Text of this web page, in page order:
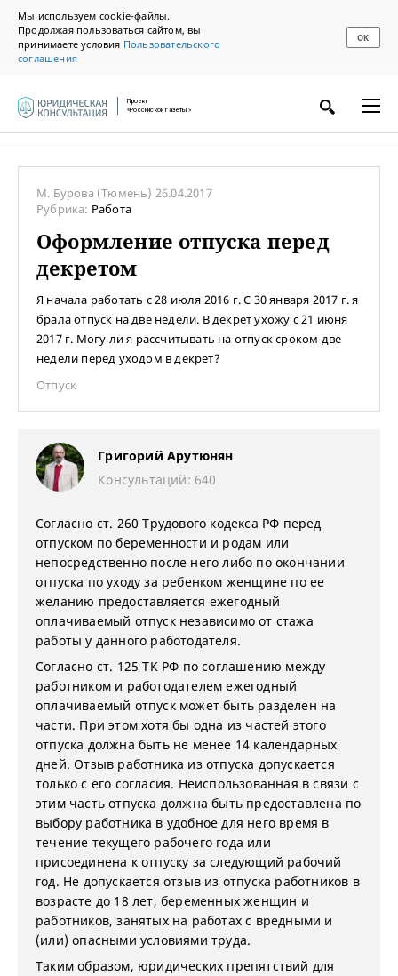
Мы используем cookie-файлы.
Продолжая пользоваться сайтом, вы
принимаете условия Пользовательского
соглашения
ОК
Проект
«Российской газеты»
М. Бурова (Тюмень) 26.04.2017
Рубрика: Работа
Оформление отпуска перед
декретом
Я начала работать с 28 июля 2016 г. С 30 января 2017 г. я
брала отпуск на две недели. В декрет ухожу с 21 июня
2017 г. Могу ли я рассчитывать на отпуск сроком две
недели перед уходом в декрет?
Отпуск
Григорий Арутюнян
Консультаций: 640
Согласно ст. 260 Трудового кодекса РФ перед
отпуском по беременности и родам или
непосредственно после него либо по окончании
отпуска по уходу за ребенком женщине по ее
желанию предоставляется ежегодный
оплачиваемый отпуск независимо от стажа
работы у данного работодателя.
Согласно ст. 125 ТК РФ по соглашению между
работником и работодателем ежегодный
оплачиваемый отпуск может быть разделен на
части. При этом хотя бы одна из частей этого
отпуска должна быть не менее 14 календарных
дней. Отзыв работника из отпуска допускается
только с его согласия. Неиспользованная в связи с
этим часть отпуска должна быть предоставлена по
выбору работника в удобное для него время в
течение текущего рабочего года или
присоединена к отпуску за следующий рабочий
год. Не допускается отзыв из отпуска работников в
возрасте до 18 лет, беременных женщин и
работников, занятых на работах с вредными и
(или) опасными условиями труда.
Таким образом, юридических препятствий для